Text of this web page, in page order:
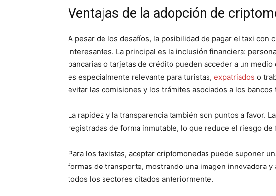
Ventajas de la adopción de
A pesar de los desafíos, la posibilidad de pagar el taxi con
interesantes. La principal es la inclusión financiera:
bancarias o tarjetas de crédito pueden acceder a un
es especialmente relevante para turistas, expatriados o
evitar las comisiones y los trámites asociados a los bancos
La rapidez y la transparencia también son puntos a favor.
registradas de forma inmutable, lo que reduce el riesgo de
Para los taxistas, aceptar criptomonedas puede suponer
formas de transporte, mostrando una imagen innovadora
todos los sectores citados anteriormente.